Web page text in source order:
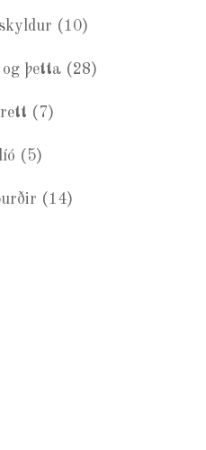
(10)
þetta(28)
(7)
(5)
(14)